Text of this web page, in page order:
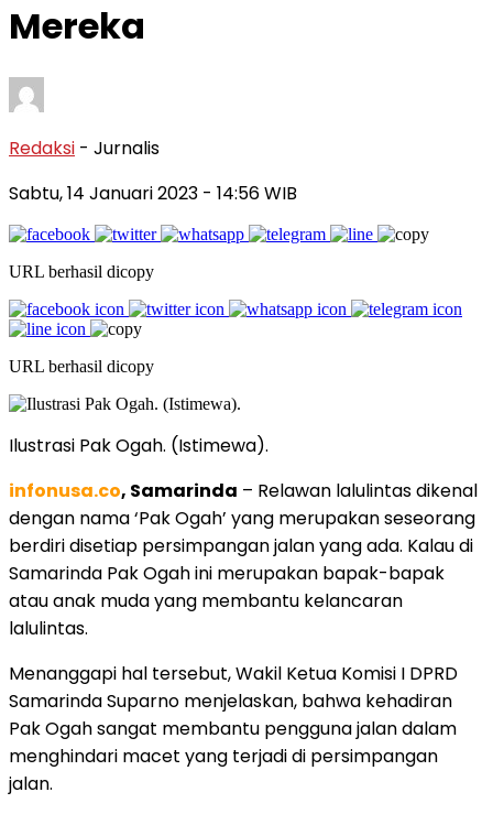
Mereka
Redaksi - Jurnalis
Sabtu, 14 Januari 2023 - 14:56 WIB
URL berhasil dicopy
URL berhasil dicopy
Ilustrasi Pak Ogah. (Istimewa).
infonusa.co, Samarinda – Relawan lalulintas dikenal
dengan nama ‘Pak Ogah’ yang merupakan seseorang
berdiri disetiap persimpangan jalan yang ada. Kalau di
Samarinda Pak Ogah ini merupakan bapak-bapak
atau anak muda yang membantu kelancaran
lalulintas.
Menanggapi hal tersebut, Wakil Ketua Komisi I DPRD
Samarinda Suparno menjelaskan, bahwa kehadiran
Pak Ogah sangat membantu pengguna jalan dalam
menghindari macet yang terjadi di persimpangan
jalan.